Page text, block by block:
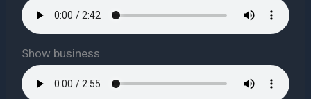
Show business